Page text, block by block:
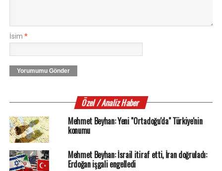
İsim *
Yorumumu Gönder
Özel / Analiz Haber
Mehmet Beyhan: Yeni "Ortadoğu'da" Türkiye'nin
konumu
Mehmet Beyhan: İsrail itiraf etti, İran doğruladı:
Erdoğan işgali engelledi